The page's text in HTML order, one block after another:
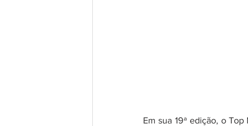
Em sua 19ª edição, o